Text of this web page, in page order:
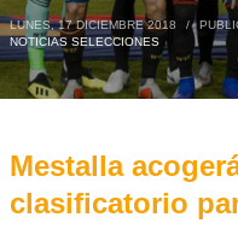
LUNES, 17 DICIEMBRE 2018 /
NOTICIAS SELECCIONES
Mestalla
clasificatorio